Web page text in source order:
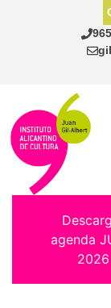
agenda
2026